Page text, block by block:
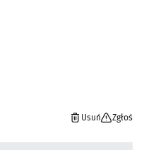
Usuń Zgłoś